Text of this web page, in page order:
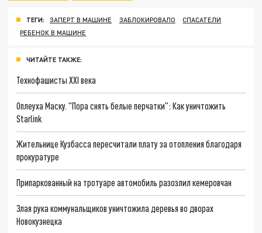
ТЕГИ: ЗАПЕРТ В МАШИНЕ ЗАБЛОКИРОВАЛО
СПАСАТЕЛИ
РЕБЕНОК В МАШИНЕ
ЧИТАЙТЕ ТАКЖЕ:
Технофашисты XXI века
Оплеуха Маску. "Пора снять белые перчатки": Как уничтожить
Starlink
Жительнице Кузбасса пересчитали плату за отопления благодаря
прокуратуре
Припаркованный на тротуаре автомобиль разозлил кемеровчан
Злая рука коммунальщиков уничтожила деревья во дворах
Новокузнецка